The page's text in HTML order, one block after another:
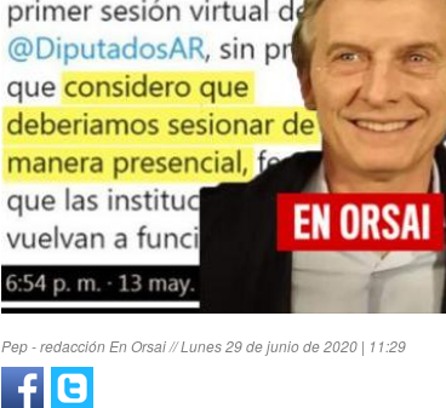
Pep - redacción En Orsai // Lunes 29 de junio de 2020 | 11:29